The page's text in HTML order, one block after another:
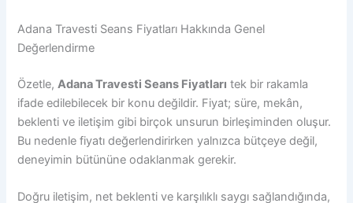
Adana Travesti Seans Fiyatları Hakkında Genel
Değerlendirme
Özetle,Adana Travesti Seans Fiyatları tek bir rakamla
ifade edilebilecek bir konu değildir. Fiyat; süre, mekân,
beklenti ve iletişim gibi birçok unsurun birleşiminden oluşur.
Bu nedenle fiyatı değerlendirirken yalnızca bütçeye değil,
deneyimin bütününe odaklanmak gerekir.
Doğru iletişim, net beklenti ve karşılıklı saygı sağlandığında,